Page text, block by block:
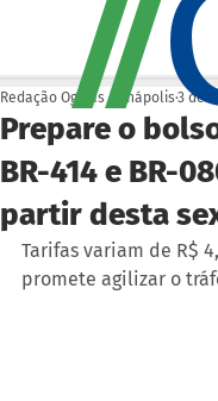
Prepare o
BR-414 e BR-
partir desta
Redação Ogoiás | Anápolis 3 de
Tarifas variam de R$
promete agilizar o